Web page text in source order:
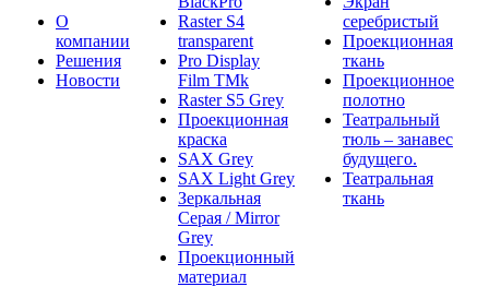
О
компании
Решения
Новости
Raster S4
transparent
Pro Display
Film ТМk
Raster S5 Grey
Проекционная
краска
SAX Grey
SAX Light Grey
Зеркальная
Серая / Mirror
Grey
Проекционный
материал
серебристый
Проекционная
ткань
Проекционное
полотно
Театральный
тюль – занавес
будущего.
Театральная
ткань